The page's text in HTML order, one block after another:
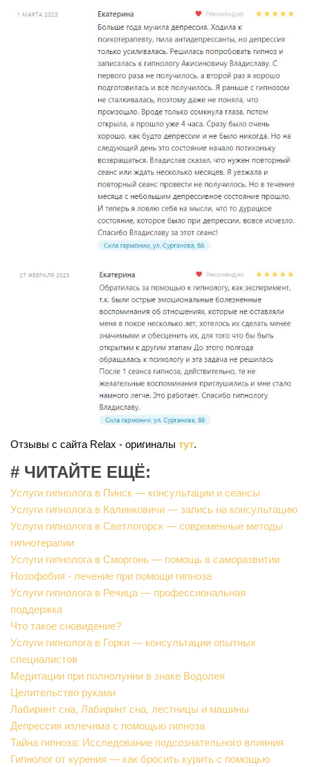
Отзывы с сайта Relax - оригиналы тут.
# ЧИТАЙТЕ ЕЩЁ:
Услуги гипнолога в Пинск — консультации и сеансы
Услуги гипнолога в Калинковичи — запись на консультацию
Услуги гипнолога в Светлогорск — современные методы
гипнотерапии
Услуги гипнолога в Сморгонь — помощь в саморазвитии
Нозофобия - лечение при помощи гипноза
Услуги гипнолога в Речица — профессиональная
поддержка
Что такое сновидение?
Услуги гипнолога в Горки — консультации опытных
специалистов
Медитации при полнолунии в знаке Водолея
Целительство руками
Лабиринт сна, Лабиринт сна, лестницы и машины
Депрессия излечима с помощью гипноза
Тайна гипноза: Исследование подсознательного влияния
Гипнолог от курения — как бросить курить с помощью